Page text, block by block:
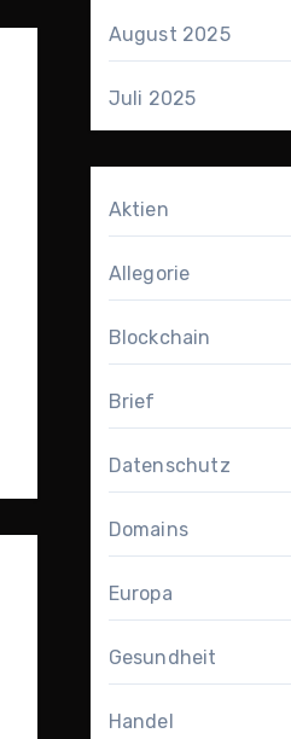
August 2025
Juli 2025
Aktien
Allegorie
Blockchain
Brief
Datenschutz
Domains
Europa
Gesundheit
Handel